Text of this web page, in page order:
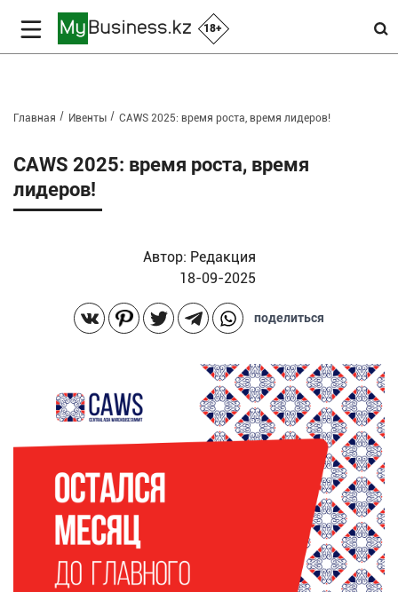
18+
Главная Ивенты CAWS 2025: время роста, время лидеров!
CAWS 2025: время роста, время
лидеров!
поделиться
Автор: Редакция
18-09-2025